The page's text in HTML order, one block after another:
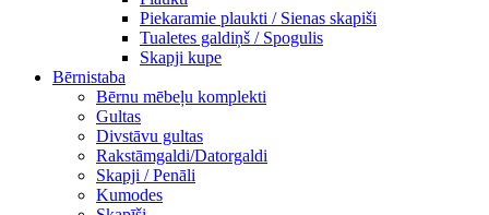
Piekaramie plaukti / Sienas skapiši
Tualetes galdiņš / Spogulis
Skapji kupe
Bērnistaba
Bērnu mēbeļu komplekti
Gultas
Divstāvu gultas
Rakstāmgaldi/Datorgaldi
Skapji / Penāli
Kumodes